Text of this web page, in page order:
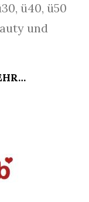
ü40, ü50
und